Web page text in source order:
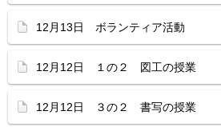
12月13日 ボランティア活動
12月12日 １の２ 図工の授業
12月12日 ３の２ 書写の授業